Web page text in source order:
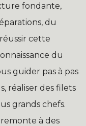
fondante,
du
cette
du
guider pas à pas
réaliser des filets
grands chefs.
à des